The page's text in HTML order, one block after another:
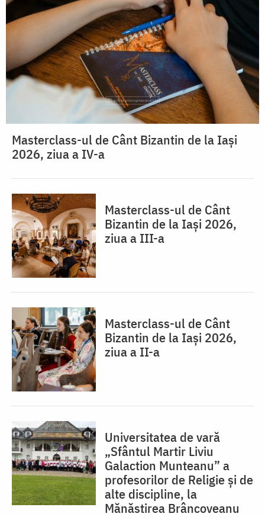
Masterclass-ul de Cânt Bizantin de la Iași
2026, ziua a IV-a
Masterclass-ul de Cânt
Bizantin de la Iași 2026,
ziua a III-a
Masterclass-ul de Cânt
Bizantin de la Iași 2026,
ziua a II-a
Universitatea de vară
„Sfântul Martir Liviu
Galaction Munteanu” a
profesorilor de Religie și de
alte discipline, la
Mănăstirea Brâncoveanu